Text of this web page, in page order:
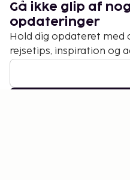
Gå ikke glip af
opdateringer
Hold dig opdateret med
rejsetips, inspiration og